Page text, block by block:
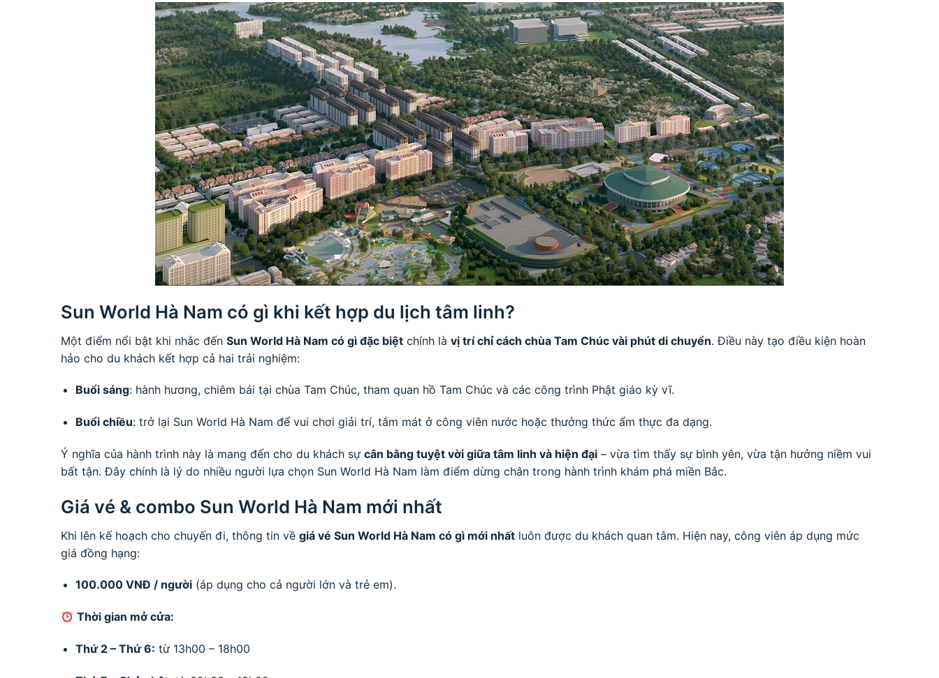
Sun World Hà Nam có gì khi kết hợp du lịch tâm linh?
Một điểm nổi bật khi nhắc đến Sun World Hà Nam có gì đặc biệt chính là vị trí chỉ cách chùa Tam Chúc vài phút di chuyển. Điều này tạo điều kiện hoàn
hảo cho du khách kết hợp cả hai trải nghiệm:
Buổi sáng: hành hương, chiêm bái tại chùa Tam Chúc, tham quan hồ Tam Chúc và các công trình Phật giáo kỳ vĩ.
Buổi chiều: trở lại Sun World Hà Nam để vui chơi giải trí, tắm mát ở công viên nước hoặc thưởng thức ẩm thực đa dạng.
Ý nghĩa của hành trình này là mang đến cho du khách sự cân bằng tuyệt vời giữa tâm linh và hiện đại – vừa tìm thấy sự bình yên, vừa tận hưởng niềm vui
bất tận. Đây chính là lý do nhiều người lựa chọn Sun World Hà Nam làm điểm dừng chân trong hành trình khám phá miền Bắc.
Giá vé & combo Sun World Hà Nam mới nhất
Khi lên kế hoạch cho chuyến đi, thông tin về giá vé Sun World Hà Nam có gì mới nhất luôn được du khách quan tâm. Hiện nay, công viên áp dụng mức
giá đồng hạng:
100.000 VNĐ / người(áp dụng cho cả người lớn và trẻ em).
Thời gian mở cửa:
Thứ 2 – Thứ 6: từ 13h00 – 18h00